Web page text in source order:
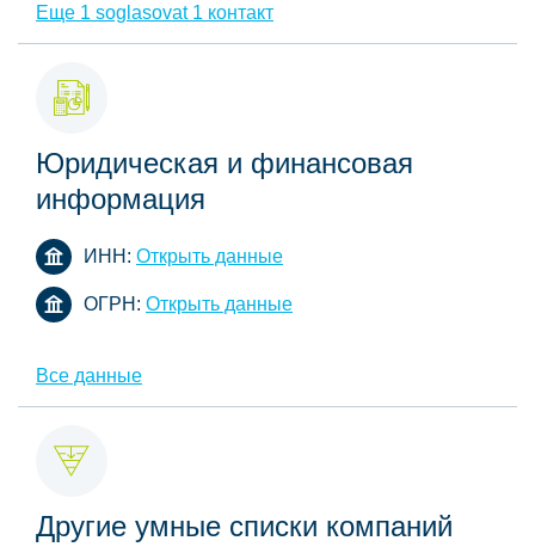
Еще 1 soglasovat 1 контакт
Юридическая и финансовая
информация
ИНН: Открыть данные
ОГРН: Открыть данные
Все данные
Другие умные списки компаний